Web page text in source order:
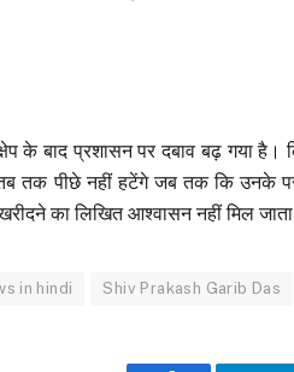
के बाद प्रशासन पर दबाव बढ़ गया है।
तक पीछे नहीं हटेंगे जब तक कि उनके
का लिखित आश्वासन नहीं मिल
in hindi Shiv Prakash Garib Das